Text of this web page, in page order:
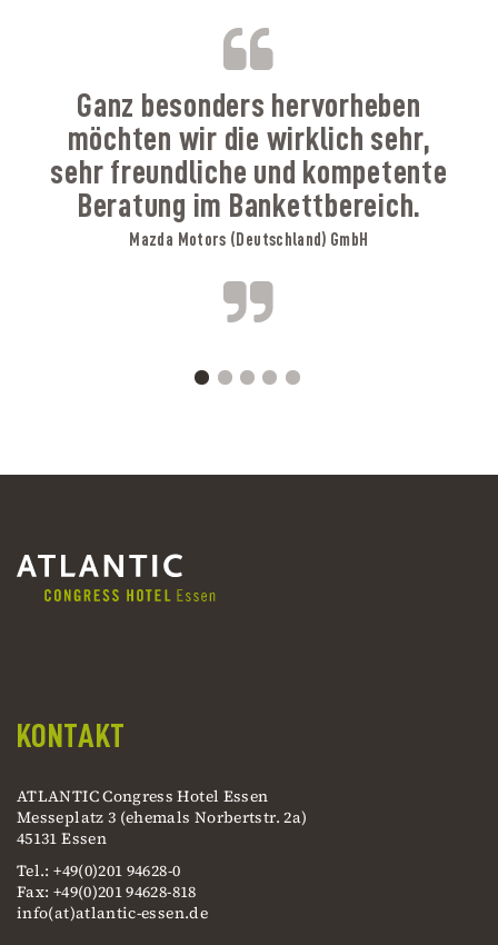
B
Ganz besonders hervorheben
möchten wir die wirklich sehr,
sehr freundliche und kompetente
Beratung im Bankettbereich.
Mazda Motors (Deutschland) GmbH
A
KONTAKT
ATLANTIC Congress Hotel Essen
Messeplatz 3 (ehemals Norbertstr. 2a)
45131 Essen
Tel.: +49(0)201 94628-0
Fax: +49(0)201 94628-818
info(at)atlantic-essen.de